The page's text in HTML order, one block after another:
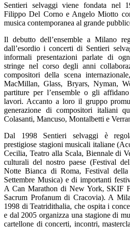
Sentieri selvaggi viene fondata nel
Filippo Del Corno e Angelo Miotto
musica contemporanea al grande
Il debutto dell’ensemble a Milano
dall’esordio i concerti di Sentieri
informali presentazioni parlate di
stringe nel corso degli anni
compositori della scena
MacMillan, Glass, Bryars, Nyman,
partiture per l’ensemble o gli
lavori. Accanto a loro il gruppo
generazione di compositori italiani
Colasanti, Mancuso, Montalbetti e
Dal 1998 Sentieri selvaggi è
prestigiose stagioni musicali italiane
Cecilia, Teatro alla Scala, Biennale di
culturali del nostro paese (Festival
Notte Bianca di Roma, Festival
Settembre Musica) e di importanti
A Can Marathon di New York, SKIF
Sacrum Profanum di Cracovia). A
1998 di Teatridithalia, che ospita i
e dal 2005 organizza una stagione di
cartellone di concerti, incontri,